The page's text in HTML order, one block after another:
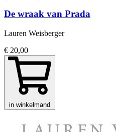
De wraak van Prada
Lauren Weisberger
€ 20,00
in winkelmand